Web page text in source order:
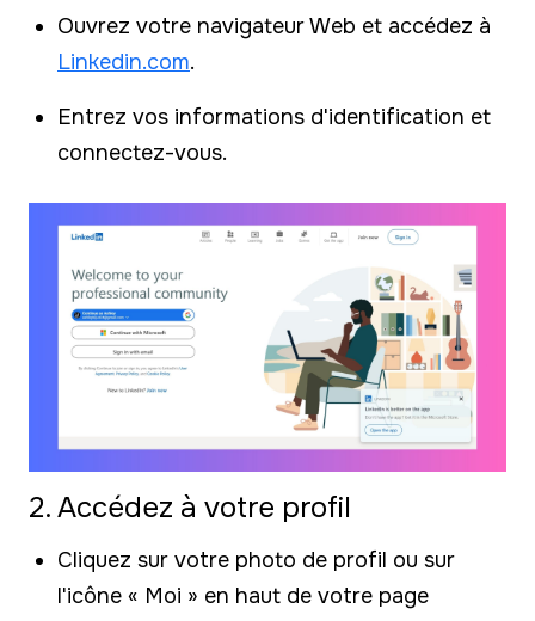
Ouvrez votre navigateur Web et accédez à
Linkedin.com.
Entrez vos informations d'identification et
connectez-vous.
2. Accédez à votre profil
Cliquez sur votre photo de profil ou sur
l'icône « Moi » en haut de votre page